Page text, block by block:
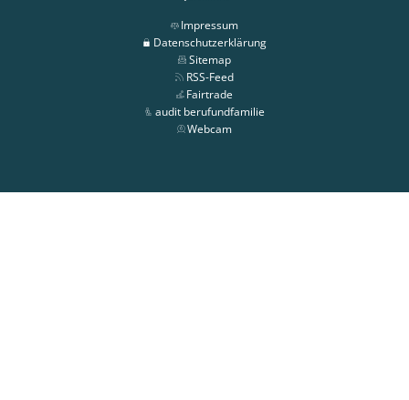
Impressum
Datenschutzerklärung
Sitemap
RSS-Feed
Fairtrade
audit berufundfamilie
Webcam